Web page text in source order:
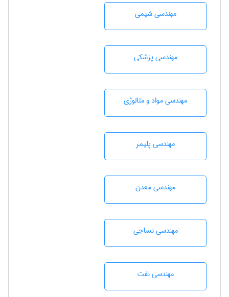
مهندسي شيمی
مهندسی پزشکی
مهندسی مواد و متالوژی
مهندسی پليمر
مهندسی معدن
مهندسي نساجی
مهندسی نفت